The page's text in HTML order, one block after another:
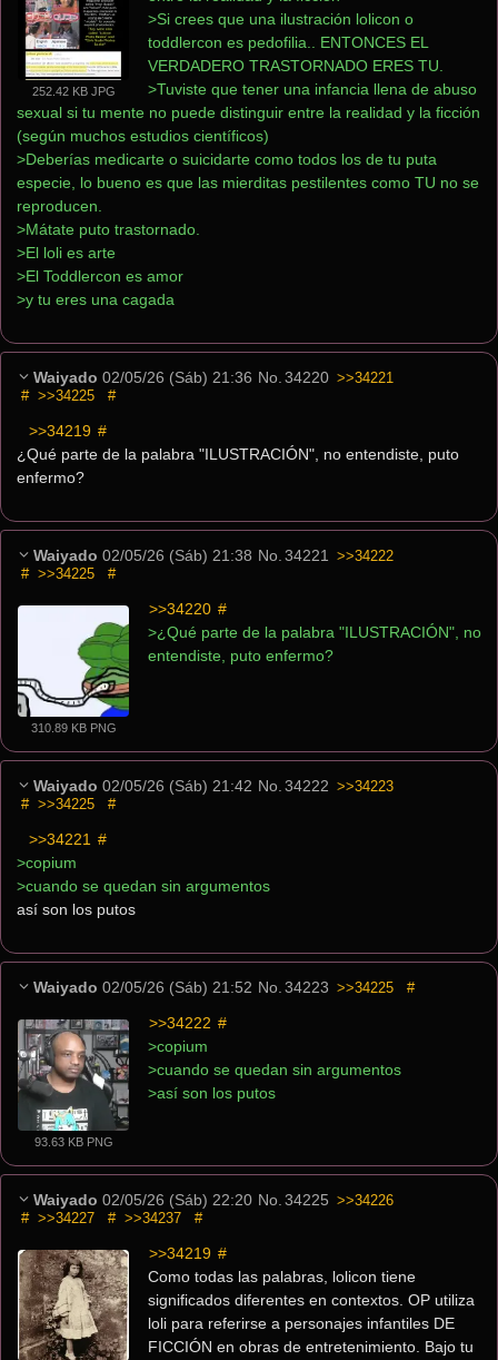
252.42 KB JPG
>Si crees que una ilustración lolicon o
toddlercon es pedofilia.. ENTONCES EL
VERDADERO TRASTORNADO ERES TU.
>Tuviste que tener una infancia llena de abuso
sexual si tu mente no puede distinguir entre la realidad y la ficción
(según muchos estudios científicos)
>Deberías medicarte o suicidarte como todos los de tu puta
especie, lo bueno es que las mierditas pestilentes como TU no se
reproducen.
>Mátate puto trastornado.
>El loli es arte
>El Toddlercon es amor
>y tu eres una cagada
Waiyado 02/05/26 (Sáb) 21:36 No. 34220 >>34221
# >>34225 #
>>34219 #
¿Qué parte de la palabra "ILUSTRACIÓN", no entendiste, puto
enfermo?
Waiyado 02/05/26 (Sáb) 21:38 No. 34221
>>34222
# >>34225 #
310.89 KB PNG
>>34220 #
>¿Qué parte de la palabra "ILUSTRACIÓN", no
entendiste, puto enfermo?
Waiyado 02/05/26 (Sáb) 21:42 No. 34222 >>34223
# >>34225 #
>>34221 #
>copium
>cuando se quedan sin argumentos
así son los putos
Waiyado 02/05/26 (Sáb) 21:52 No. 34223 >>34225 #
93.63 KB PNG
>>34222 #
>copium
>cuando se quedan sin argumentos
>así son los putos
Waiyado 02/05/26 (Sáb) 22:20 No. 34225 >>34226
# >>34227 # >>34237 #
>>34219 #
Como todas las palabras, lolicon tiene
significados diferentes en contextos. OP utiliza
loli para referirse a personajes infantiles DE
FICCIÓN en obras de entretenimiento. Bajo tu